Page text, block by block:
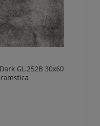
GL.252B 30x60